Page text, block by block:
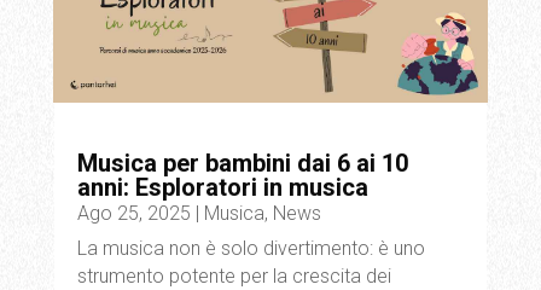
Musica per bambini dai 6 ai 10
anni: Esploratori in musica
Ago 25, 2025 Musica, News
La musica non è solo divertimento: è uno
strumento potente per la crescita dei